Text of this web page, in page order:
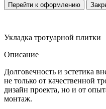
Перейти к оформлению
Укладка тротуарной плитки
Описание
Долговечность и эстетика
не только от качественной
дизайн проекта, но и от
монтаж.